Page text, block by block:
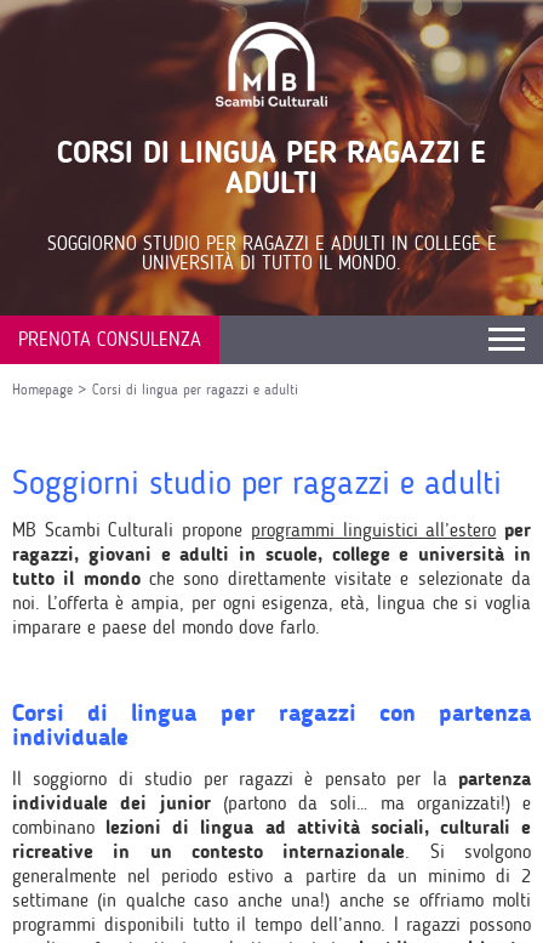
CORSI DI LINGUA PER RAGAZZI E
ADULTI
SOGGIORNO STUDIO PER RAGAZZI E ADULTI IN COLLEGE E
UNIVERSITÀ DI TUTTO IL MONDO.
PRENOTA CONSULENZA
Homepage > Corsi di lingua per ragazzi e adulti
Soggiorni studio per ragazzi e adulti
MB Scambi Culturali propone programmi linguistici all’estero per
ragazzi, giovani e adulti in scuole, college e università in
tutto il mondoche sono direttamentevisitate e selezionate da
noi. L’offerta è ampia, per ogni esigenza, età, lingua che si voglia
imparare e paese del mondo dove farlo.
Corsi di lingua per ragazzi con partenza
individuale
Il soggiorno di studio per ragazzi è pensato per la partenza
individuale dei junior (partono da soli… ma organizzati!) e
combinano lezioni di lingua ad attività sociali, culturali e
ricreative in un contesto internazionale. Si svolgono
generalmente nel periodo estivo a partire da un minimo di 2
settimane (in qualche caso anche una!) anche se offriamo molti
programmi disponibili tutto il tempo dell’anno. I ragazzi possono